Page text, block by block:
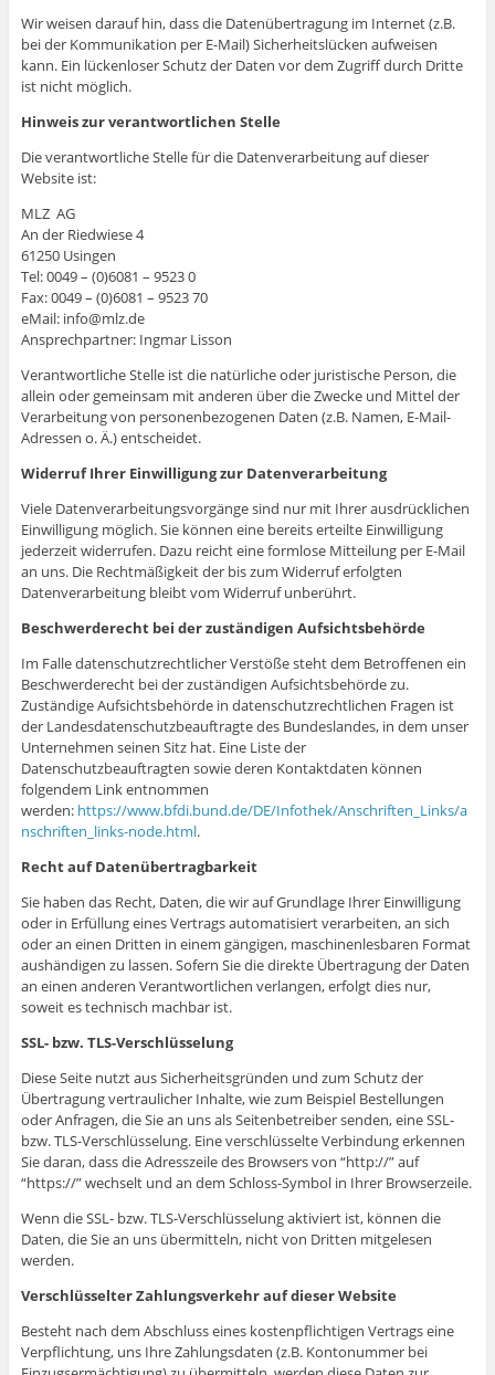
Wir weisen darauf hin, dass die Datenübertragung im Internet (z.B.
bei der Kommunikation per E-Mail) Sicherheitslücken aufweisen
kann. Ein lückenloser Schutz der Daten vor dem Zugriff durch Dritte
ist nicht möglich.
Hinweis zur verantwortlichen Stelle
Die verantwortliche Stelle für die Datenverarbeitung auf dieser
Website ist:
MLZ AG
An der Riedwiese 4
61250 Usingen
Tel: 0049 – (0)6081 – 9523 0
Fax: 0049 – (0)6081 – 9523 70
eMail: info@mlz.de
Ansprechpartner: Ingmar Lisson
Verantwortliche Stelle ist die natürliche oder juristische Person, die
allein oder gemeinsam mit anderen über die Zwecke und Mittel der
Verarbeitung von personenbezogenen Daten (z.B. Namen, E-Mail-
Adressen o. Ä.) entscheidet.
Widerruf Ihrer Einwilligung zur Datenverarbeitung
Viele Datenverarbeitungsvorgänge sind nur mit Ihrer ausdrücklichen
Einwilligung möglich. Sie können eine bereits erteilte Einwilligung
jederzeit widerrufen. Dazu reicht eine formlose Mitteilung per E-Mail
an uns. Die Rechtmäßigkeit der bis zum Widerruf erfolgten
Datenverarbeitung bleibt vom Widerruf unberührt.
Beschwerderecht bei der zuständigen Aufsichtsbehörde
Im Falle datenschutzrechtlicher Verstöße steht dem Betroffenen ein
Beschwerderecht bei der zuständigen Aufsichtsbehörde zu.
Zuständige Aufsichtsbehörde in datenschutzrechtlichen Fragen ist
der Landesdatenschutzbeauftragte des Bundeslandes, in dem unser
Unternehmen seinen Sitz hat. Eine Liste der
Datenschutzbeauftragten sowie deren Kontaktdaten können
folgendem Link entnommen
werden: https://www.bfdi.bund.de/DE/Infothek/Anschriften_Links/a
nschriften_links-node.html.
Recht auf Datenübertragbarkeit
Sie haben das Recht, Daten, die wir auf Grundlage Ihrer Einwilligung
oder in Erfüllung eines Vertrags automatisiert verarbeiten, an sich
oder an einen Dritten in einem gängigen, maschinenlesbaren Format
aushändigen zu lassen. Sofern Sie die direkte Übertragung der Daten
an einen anderen Verantwortlichen verlangen, erfolgt dies nur,
soweit es technisch machbar ist.
SSL- bzw. TLS-Verschlüsselung
Diese Seite nutzt aus Sicherheitsgründen und zum Schutz der
Übertragung vertraulicher Inhalte, wie zum Beispiel Bestellungen
oder Anfragen, die Sie an uns als Seitenbetreiber senden, eine SSL-
bzw. TLS-Verschlüsselung. Eine verschlüsselte Verbindung erkennen
Sie daran, dass die Adresszeile des Browsers von “http://” auf
“https://” wechselt und an dem Schloss-Symbol in Ihrer Browserzeile.
Wenn die SSL- bzw. TLS-Verschlüsselung aktiviert ist, können die
Daten, die Sie an uns übermitteln, nicht von Dritten mitgelesen
werden.
Verschlüsselter Zahlungsverkehr auf dieser Website
Besteht nach dem Abschluss eines kostenpflichtigen Vertrags eine
Verpflichtung, uns Ihre Zahlungsdaten (z.B. Kontonummer bei